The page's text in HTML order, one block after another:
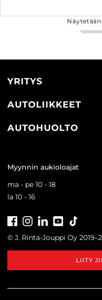
YRITYS
AUTOLIIKKEET
AUTOHUOLTO
Myynnin aukioloajat
ma - pe 10 - 18
la 10 - 16
FacebookInstagramLinkedInYoutube
© J. Rinta-Jouppi Oy
LIITY